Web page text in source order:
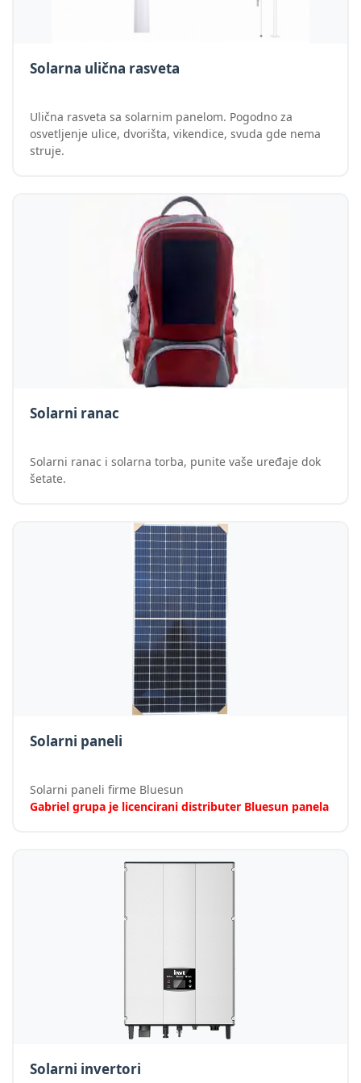
Solarna ulična rasveta
Ulična rasveta sa solarnim panelom. Pogodno za
osvetljenje ulice, dvorišta, vikendice, svuda gde nema
struje.
Solarni ranac
Solarni ranac i solarna torba, punite vaše uređaje dok
šetate.
Solarni paneli
Solarni paneli firme Bluesun
Gabriel grupa je licencirani distributer Bluesun panela
Solarni invertori